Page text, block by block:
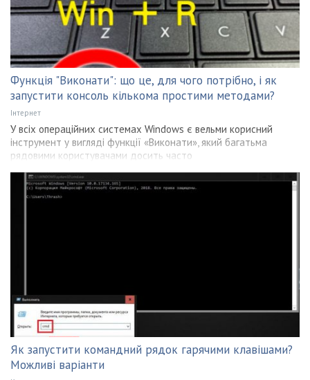
Функція "Виконати": що це, для чого потрібно, і як
запустити консоль кількома простими методами?
Інтернет
У всіх операційних системах Windows є вельми корисний
інструмент у вигляді функції «Виконати», який багатьма
рядовими користувачами досить часто
Як запустити командний рядок гарячими клавішами?
Можливі варіанти